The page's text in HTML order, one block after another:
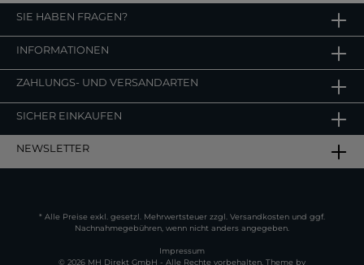
SIE HABEN FRAGEN?
INFORMATIONEN
ZAHLUNGS- UND VERSANDARTEN
SICHER EINKAUFEN
NEWSLETTER
* Alle Preise exkl. gesetzl. Mehrwertsteuer zzgl. Versandkosten und ggf.
Nachnahmegebühren, wenn nicht anders angegeben.
Impressum
© 2026 MH Direkt GmbH - Alle Rechte vorbehalten. Theme by